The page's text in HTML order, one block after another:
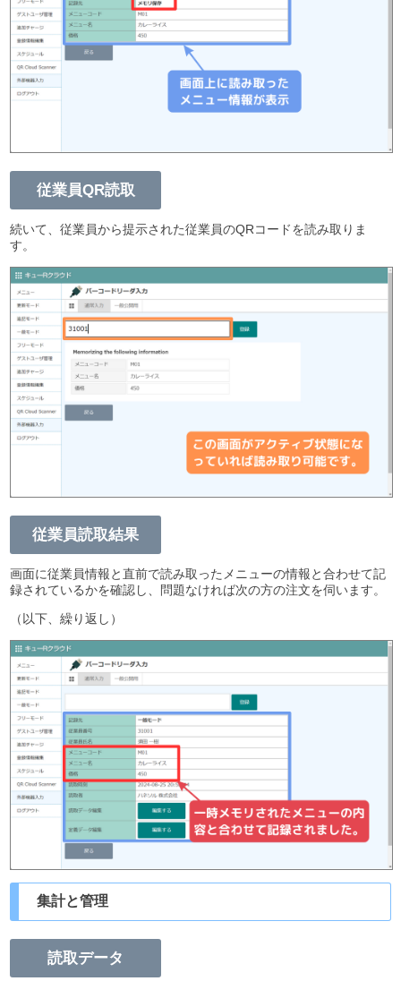
従業員QR読取
続いて、従業員から提示された従業員のQRコードを読み取りま
す。
従業員読取結果
画面に従業員情報と直前で読み取ったメニューの情報と合わせて記
録されているかを確認し、問題なければ次の方の注文を伺います。
（以下、繰り返し）
集計と管理
読取データ